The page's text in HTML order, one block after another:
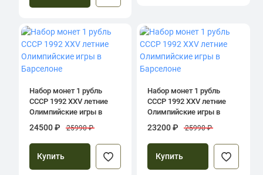
Набор монет 1 рубль
СССР 1992 XXV летние
Олимпийские игры в
Барселоне
24500 ₽ 25990 ₽
Купить
Набор монет 1 рубль
СССР 1992 XXV летние
Олимпийские игры в
Барселоне
23200 ₽ 25990 ₽
Купить